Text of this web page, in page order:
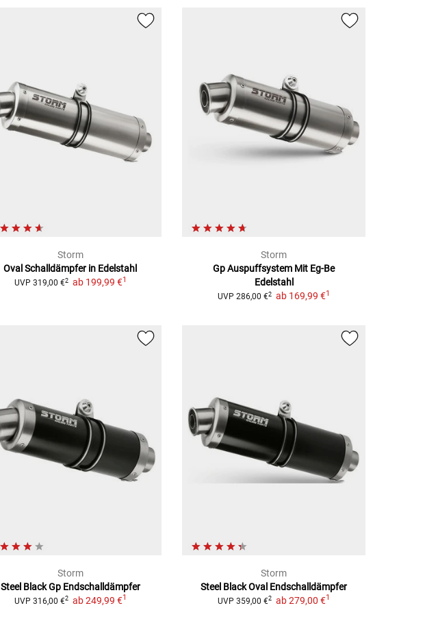
Storm
Oval Schalldämpfer in Edelstahl
UVP 319,00 €2 ab 199,99 €1
Storm
Gp Auspuffsystem Mit Eg-Be
Edelstahl
UVP 286,00 €2 ab 169,99 €1
Storm
Steel Black Gp Endschalldämpfer
UVP 316,00 €2 ab249,99 €1
Storm
Steel Black Oval Endschalldämpfer
UVP 359,00 €2 ab 279,00 €1